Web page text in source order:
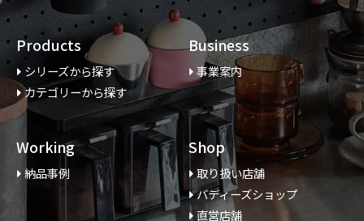
Products
シリーズから探す
カテゴリーから探す
Business
事業案内
Working
納品事例
Shop
取り扱い店舗
バディーズショップ
直営店舗